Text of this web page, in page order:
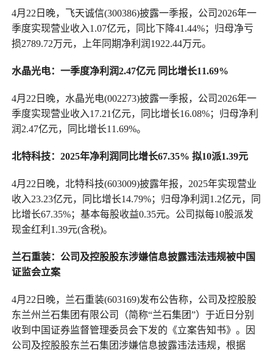
4月22日晚，飞天诚信(300386)披露一季报，公司2026年一
季度实现营业收入1.07亿元，同比下降41.44%；归母净亏
损2789.72万元，上年同期净利润1922.44万元。
水晶光电：一季度净利润2.47亿元 同比增长11.69%
4月22日晚，水晶光电(002273)披露一季报，公司2026年一
季度实现营业收入17.21亿元，同比增长16.08%；归母净利
润2.47亿元，同比增长11.69%。
北特科技：2025年净利润同比增长67.35% 拟10派1.39元
4月22日晚，北特科技(603009)披露年报，2025年实现营业
收入23.23亿元，同比增长14.79%；归母净利润1.2亿元，同
比增长67.35%；基本每股收益0.35元。公司拟每10股派发
现金红利1.39元(含税)。
兰石重装：公司及控股股东涉嫌信息披露违法违规被中国
证监会立案
4月22日晚，兰石重装(603169)发布公告称，公司及控股股
东兰州兰石集团有限公司（简称“兰石集团”）于近日分别
收到中国证券监督管理委员会下发的《立案告知书》。因
公司及控股股东兰石集团涉嫌信息披露违法违规，根据